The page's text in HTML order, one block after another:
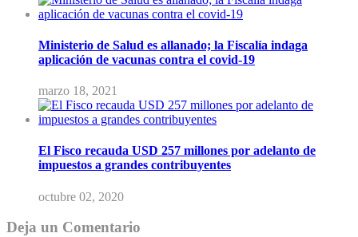
Ministerio de Salud es allanado; la Fiscalía indaga
aplicación de vacunas contra el covid-19
marzo 18, 2021
El Fisco recauda USD 257 millones por adelanto de
impuestos a grandes contribuyentes
octubre 02, 2020
Deja un Comentario